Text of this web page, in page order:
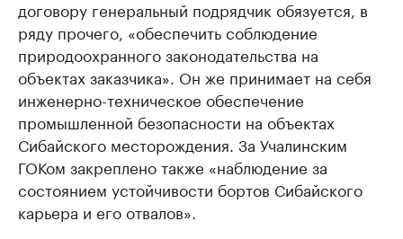
договору генеральный подрядчик обязуется, в
ряду прочего, «обеспечить соблюдение
природоохранного законодательства на
объектах заказчика». Он же принимает на себя
инженерно-техническое обеспечение
промышленной безопасности на объектах
Сибайского месторождения. За Учалинским
ГОКом закреплено также «наблюдение за
состоянием устойчивости бортов Сибайского
карьера и его отвалов».